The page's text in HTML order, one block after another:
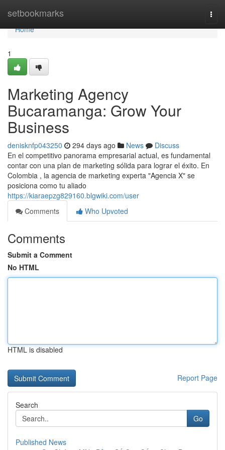
setbookmarks
Home
Home
1
Marketing Agency
Bucaramanga: Grow Your
Business
denisknfp043250 294 days ago News
Discuss
En el competitivo panorama empresarial actual, es fundamental
contar con una plan de marketing sólida para lograr el éxito. En
Colombia , la agencia de marketing experta "Agencia X" se
posiciona como tu aliado
https://kiaraepzg829160.blgwiki.com/user
Comments
Who Upvoted
Comments
Submit a Comment
No HTML
HTML is disabled
Report Page
Search
Go
Published News